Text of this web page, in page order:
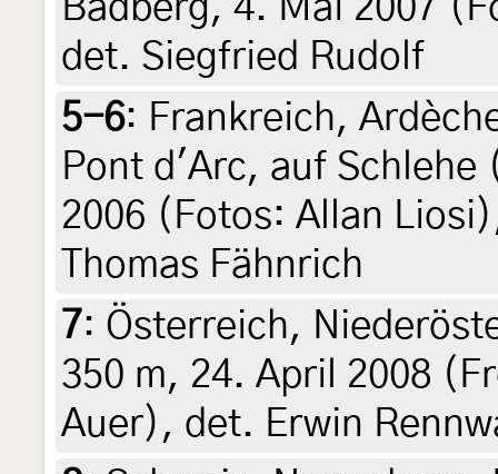
Badberg, 4. Mai 2007
det. Siegfried Rudolf
5-6: Frankreich,
Pont d'Arc, auf Schlehe
2006 (Fotos: Allan
Thomas Fähnrich
7: Österreich,
350 m, 24. April 2008
Auer), det. Erwin